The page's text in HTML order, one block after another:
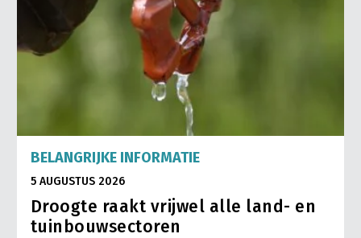
BELANGRIJKE INFORMATIE
5 AUGUSTUS 2026
Droogte raakt vrijwel alle land- en
tuinbouwsectoren